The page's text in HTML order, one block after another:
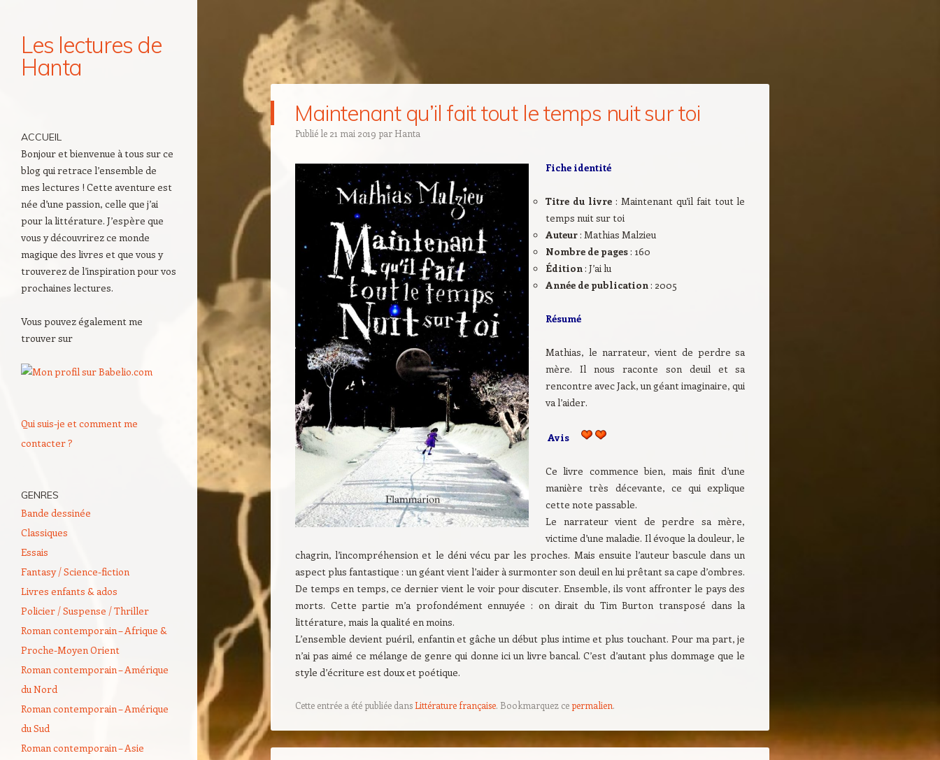
Les lectures de
Hanta
Maintenant qu’il fait tout le temps nuit sur toi
Publié le 21 mai 2019 par Hanta
Fiche identité
Titre du livre : Maintenant qu’il fait tout le
temps nuit sur toi
Auteur: Mathias Malzieu
Nombre de pages: 160
Édition: J’ai lu
Année de publication: 2005
Résumé
Mathias, le narrateur, vient de perdre sa
mère. Il nous raconte son deuil et sa
rencontre avec Jack, un géant imaginaire, qui
va l’aider.
Avis
Ce livre commence bien, mais finit d’une
manière très décevante, ce qui explique
cette note passable.
Le narrateur vient de perdre sa mère,
victime d’une maladie. Il évoque la douleur, le
chagrin, l’incompréhension et le déni vécu par les proches. Mais ensuite l’auteur bascule dans un
aspect plus fantastique : un géant vient l’aider à surmonter son deuil en lui prêtant sa cape d’ombres.
De temps en temps, ce dernier vient le voir pour discuter. Ensemble, ils vont affronter le pays des
morts. Cette partie m’a profondément ennuyée : on dirait du Tim Burton transposé dans la
littérature, mais la qualité en moins.
L’ensemble devient puéril, enfantin et gâche un début plus intime et plus touchant. Pour ma part, je
n’ai pas aimé ce mélange de genre qui donne ici un livre bancal. C’est d’autant plus dommage que le
style d’écriture est doux et poétique.
Cette entrée a été publiée dansLittérature française. Bookmarquez cepermalien.
ACCUEIL
Bonjour et bienvenue à tous sur ce
blog qui retrace l’ensemble de
mes lectures ! Cette aventure est
née d’une passion, celle que j’ai
pour la littérature. J’espère que
vous y découvrirez ce monde
magique des livres et que vous y
trouverez de l’inspiration pour vos
prochaines lectures.
Vous pouvez également me
trouver sur
Qui suis-je et comment me
contacter ?
GENRES
Bande dessinée
Classiques
Essais
Fantasy / Science-fiction
Livres enfants & ados
Policier / Suspense / Thriller
Roman contemporain – Afrique &
Proche-Moyen Orient
Roman contemporain – Amérique
du Nord
Roman contemporain – Amérique
du Sud
Roman contemporain – Asie